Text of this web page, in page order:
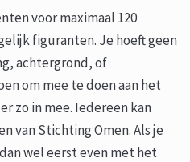
voor maximaal 120
figuranten. Je hoeft geen
achtergrond, of
om mee te doen aan het
zo in mee. Iedereen kan
van Stichting Omen. Als je
wel eerst even met het